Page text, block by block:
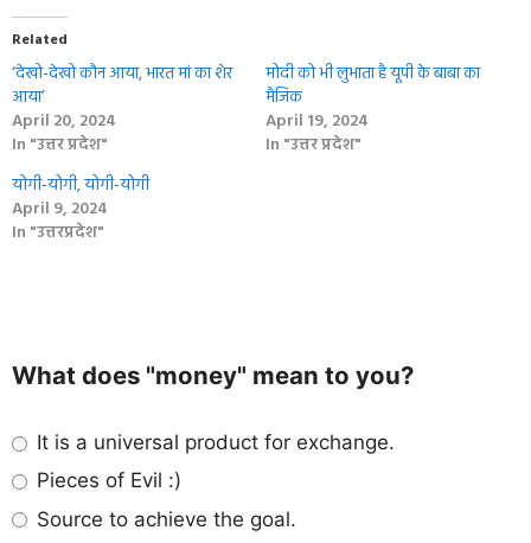
Related
‘देखो-देखो कौन आया, भारत मां का शेर
आया’
April 20, 2024
In "उत्तर प्रदेश"
मोदी को भी लुभाता है यूपी के बाबा का
मैजिक
April 19, 2024
In "उत्तर प्रदेश"
योगी-योगी, योगी-योगी
April 9, 2024
In "उत्तरप्रदेश"
What does "money" mean to you?
It is a universal product for exchange.
Pieces of Evil :)
Source to achieve the goal.